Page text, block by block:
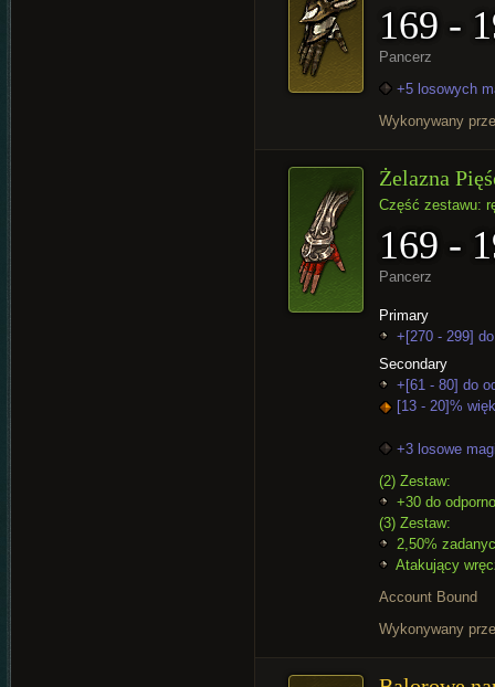
169 -
Pancerz
+5 losowych
Wykonywany
Żelazna
Część zestawu:
169 -
Pancerz
Primary
+[270 - 299] do
Secondary
+[61 - 80] do
[13 - 20]%
+3 losowe
(2) Zestaw:
+30 do
(3) Zestaw:
2,50%
Atakujący
Account Bound
Wykonywany